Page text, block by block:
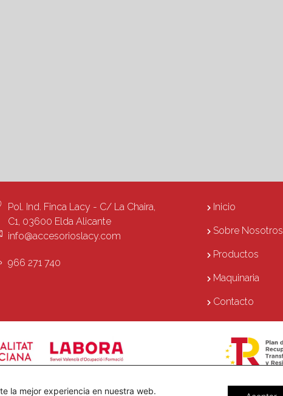
Pol. Ind. Finca Lacy - C/ La Chaira,
C1, 03600 Elda Alicante
info@accesorioslacy.com
966 271 740
Inicio
Sobre Nosotros
Productos
Maquinaria
Contacto
la mejor experiencia en nuestra web.